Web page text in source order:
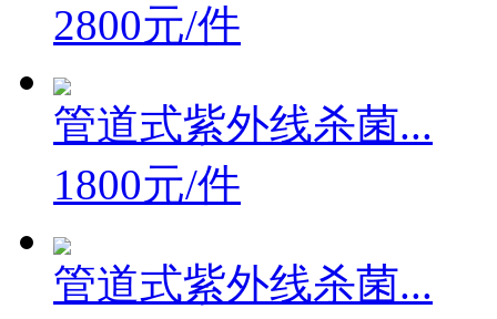
2800元/件
管道式紫外线杀菌...
1800元/件
管道式紫外线杀菌...